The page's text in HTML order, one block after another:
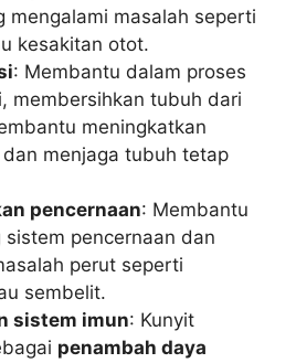
mengalami masalah seperti
kesakitan otot.
: Membantu dalam proses
membersihkan tubuh dari
meningkatkan
menjaga tubuh tetap
pencernaan: Membantu
sistem pencernaan dan
perut seperti
sembelit.
sistem imun: Kunyit
penambah daya